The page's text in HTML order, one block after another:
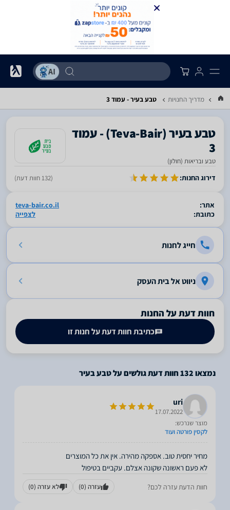
מדריך החנויות טבע בעיר - עמוד 3
‎טבע בעיר‎ ‏(Teva-Bair) - עמוד
3
טבע ובריאות (חולון)
דירוג החנות: (132 חוות דעת)
אתר:
teva-bair.co.il
כתובת:
לצפייה
חייג לחנות
ניווט אל בית העסק
חוות דעת על החנות
כתיבת חוות דעת על חנות זו
נמצאו132חוות דעת גולשים על טבע בעיר
uri
17.07.2022
מוצר שנרכש:
לקסין פורטה ועוד
לא פעם ראשונה שקונה אצלם. עקביים בטיפול
חוות הדעת עזרה לכם? עזרה (0) לא עזרה (0)